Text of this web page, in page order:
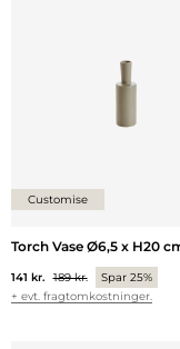
Customise
Torch Vase Ø6,5 x H20
141 kr. 189 kr.
Spar 25%
+ evt. fragtomkostninger.